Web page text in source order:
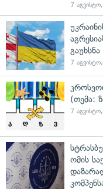
7
7
(თემა:
7
ომის